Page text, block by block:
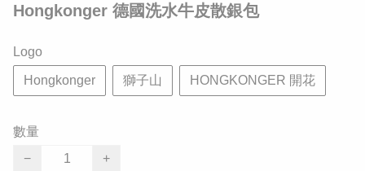
Hongkonger 德國洗水牛皮散銀包
Logo
Hongkonger 獅子山 HONGKONGER 開花
數量
−
+